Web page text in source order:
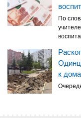
По
к